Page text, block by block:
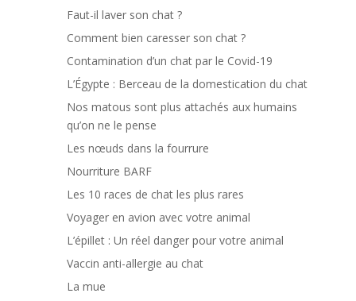
Faut-il laver son chat ?
Comment bien caresser son chat ?
Contamination d’un chat par le Covid-19
L’Égypte : Berceau de la domestication du chat
Nos matous sont plus attachés aux humains
qu’on ne le pense
Les nœuds dans la fourrure
Nourriture BARF
Les 10 races de chat les plus rares
Voyager en avion avec votre animal
L’épillet : Un réel danger pour votre animal
Vaccin anti-allergie au chat
La mue